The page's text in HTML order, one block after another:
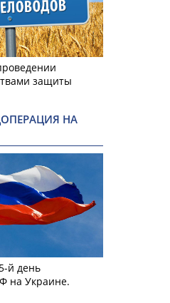
защиты
НА
й день
на Украине.